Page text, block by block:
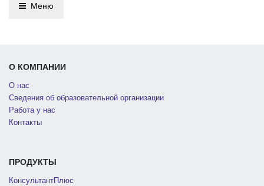
Меню
О КОМПАНИИ
О нас
Сведения об образовательной организации
Работа у нас
Контакты
ПРОДУКТЫ
КонсультантПлюс